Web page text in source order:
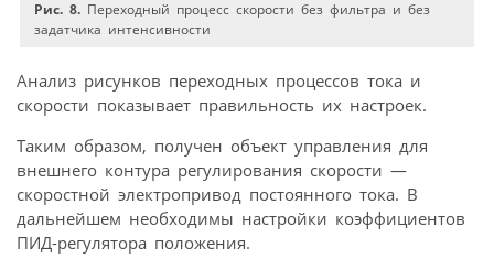
Рис. 8. Переходный процесс скорости без фильтра и без
задатчика интенсивности
Анализ рисунков переходных процессов тока и
скорости показывает правильность их настроек.
Таким образом, получен объект управления для
внешнего контура регулирования скорости —
скоростной электропривод постоянного тока. В
дальнейшем необходимы настройки коэффициентов
ПИД-регулятора положения.